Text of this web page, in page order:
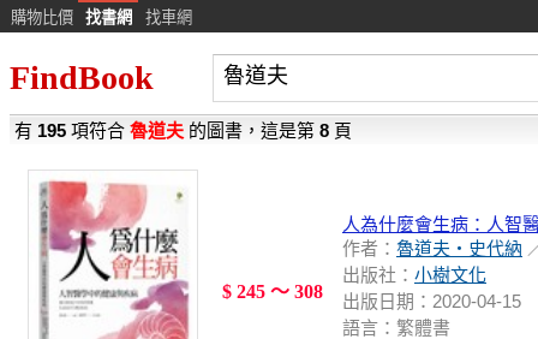
購物比價 找書網 找車網
FindBook
有 195 項符合 魯道夫 的圖書，這是第 8 頁
$ 245 ～ 308
人為什麼會生病：人智
作者： 魯道夫‧史代納
出版社： 小樹文化
出版日期：2020-04-15
語言：繁體書